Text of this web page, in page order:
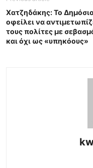
Χατζηδάκης: Το Δημόσιο
οφείλει να
τους πολίτες με
και όχι ως «υπηκόους»